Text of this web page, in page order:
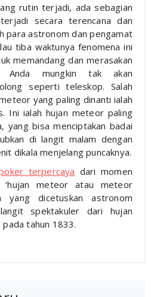
rutin terjadi, ada sebagian
secara terencana dan
para astronom dan pengamat
tiba waktunya fenomena ini
memandang dan merasakan
mungkin tak akan
seperti teleskop. Salah
yang paling dinanti ialah
Ini ialah hujan meteor paling
yang bisa menciptakan badai
di langit malam dengan
dikala menjelang puncaknya.
terpercaya dari momen
meteor atau meteor
yang dicetuskan astronom
spektakuler dari hujan
tahun 1833.